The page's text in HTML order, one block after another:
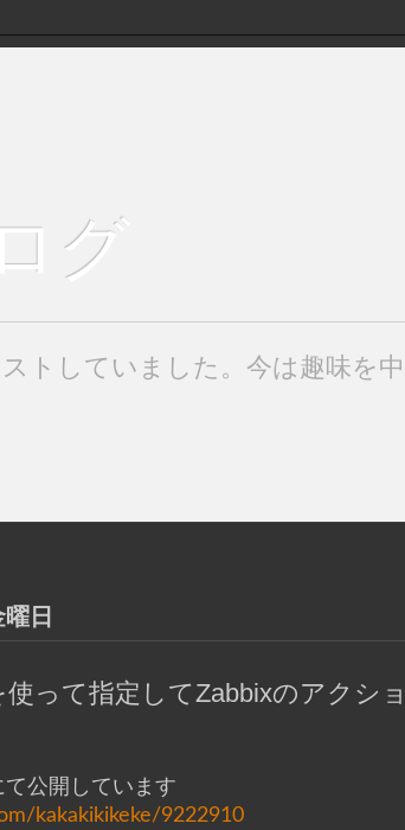
グ
トしていました。今は趣味を
日
使って指定してZabbixのアクシ
て公開しています
kakakikikeke/9222910